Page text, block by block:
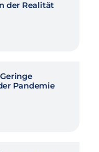
der Realität
Pandemie